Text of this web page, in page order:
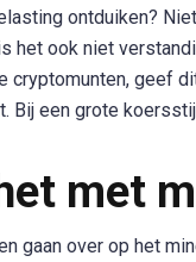
ontduiken?
het ook niet
cryptomunten, geef
Bij een grote
met
gaan over op het